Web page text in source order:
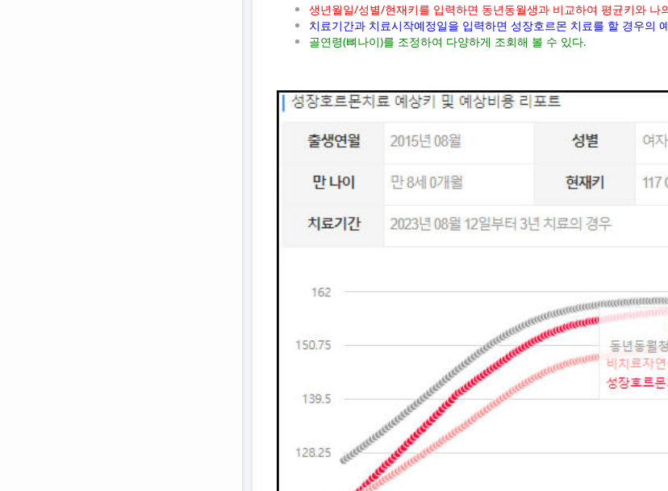
생년월일/성별/현재키를 입력하면 동년동월생과 비교하여 평균키와 나
치료기간과 치료시작예정일을 입력하면 성장호르몬 치료를 할 경우의
골연령(뼈나이)를 조정하여 다양하게 조회해 볼 수 있다.